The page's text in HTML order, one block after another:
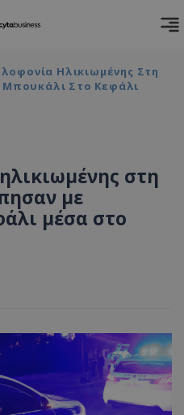
Ηλικιωμένης Στη
Στο Κεφάλι
στη
με
μέσα στο